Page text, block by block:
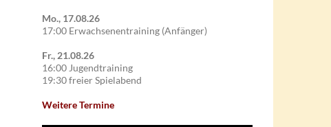
Mo., 17.08.26
17:00 Erwachsenentraining (Anfänger)
Fr., 21.08.26
16:00 Jugendtraining
19:30 freier Spielabend
Weitere Termine